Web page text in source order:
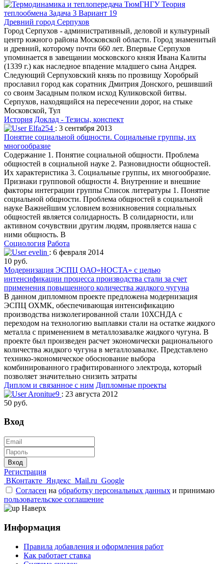
Древний город Серпухов
Город Серпухов - административный, деловой и культурный
центр южного района Московской области. Город знаменитый
и древний, которому почти 660 лет. Впервые Серпухов
упоминается в завещании московского князя Ивана Калиты
(1339 г.) как наследное впадение младшего сына Андрея.
Следующий Cерпуховский князь по прозвищу Хоробрый
прославил город как соратник Дмитрия Донского, решивший
со своим Засадным полком исход Куликовской битвы.
Серпухов, находящийся на пересечении дорог, на стыке
Московской, Тул
История Доклад - Тезисы, конспект
Elfa254 : 3 сентября 2013
Понятие социальной общности. Социальные группы, их
многообразие
Содержание 1. Понятие социальной общности. Проблема
общностей в социальной науке 2. Разновидности общностей.
Их характеристика 3. Социальные группы, их многообразие.
Признаки групповой общности 4. Внутренние и внешние
факторы интеграции группы Список литературы 1. Понятие
социальной общности. Проблема общностей в социальной
науке Важнейшим условием возникновения социальных
общностей является солидарность. В солидарности, или
активном сочувствии другим людям, проявляется наша с
ними общность. В
Социология Работа
evelin : 6 февраля 2014
10 руб.
Модернизация ЭСПЦ ОАО«НОСТА» с целью
интенсификации процесса производства стали за счет
применения повышенного количества жидкого чугуна
В данном дипломном проекте предложена модернизация
ЭСПЦ ОХМК, обеспечивающая интенсификацию
производства низколегированной стали 10ХСНДА с
переходом на технологию выплавки стали на остатке жидкого
металла с применением в металлозавалке жидкого чугуна. В
проекте был произведен расчет экономически рационального
количества жидкого чугуна в металлозавалке. Представлено
технико-экономическое обоснование выбора
комбинированного графитированного электрода, который
позволяет значительно снизить затраты
Диплом и связанное с ним Дипломные проекты
Aronitue9 : 23 августа 2012
50 руб.
Вход
Вход
Регистрация
ВКонтакте Яндекс Mail.ru Google
Согласен на обработку персональных данных и принимаю
пользовательское соглашение
Наверх
Информация
Правила добавления и оформления работ
Как работает ставка